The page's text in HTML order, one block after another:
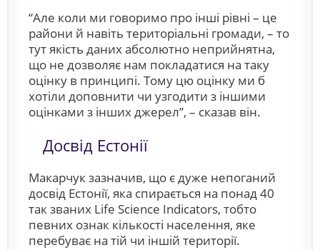
“Але коли ми говоримо про інші рівні – це
райони й навіть територіальні громади, – то
тут якість даних абсолютно неприйнятна,
що не дозволяє нам покладатися на таку
оцінку в принципі. Тому цю оцінку ми б
хотіли доповнити чи узгодити з іншими
оцінками з інших джерел”, – сказав він.
Досвід Естонії
Макарчук зазначив, що є дуже непоганий
досвід Естонії, яка спирається на понад 40
так званих Life Science Indicators, тобто
певних ознак кількості населення, яке
перебуває на тій чи іншій території.